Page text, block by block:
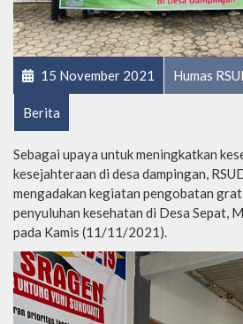
15 November 2021 Humas
Berita
Sebagai upaya untuk meningkatkan
kesejahteraan di desa dampingan,
mengadakan kegiatan pengobatan
penyuluhan kesehatan di Desa Sepat,
pada Kamis (11/11/2021).